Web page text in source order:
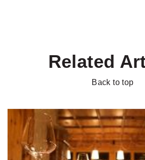
Related
Back to top